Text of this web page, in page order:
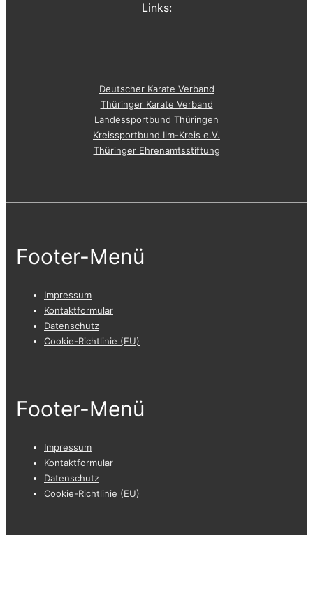
Links:
Deutscher Karate Verband
Thüringer Karate Verband
Landessportbund Thüringen
Kreissportbund Ilm-Kreis e.V.
Thüringer Ehrenamtsstiftung
Footer-Menü
Impressum
Kontaktformular
Datenschutz
Cookie-Richtlinie (EU)
Footer-Menü
Impressum
Kontaktformular
Datenschutz
Cookie-Richtlinie (EU)